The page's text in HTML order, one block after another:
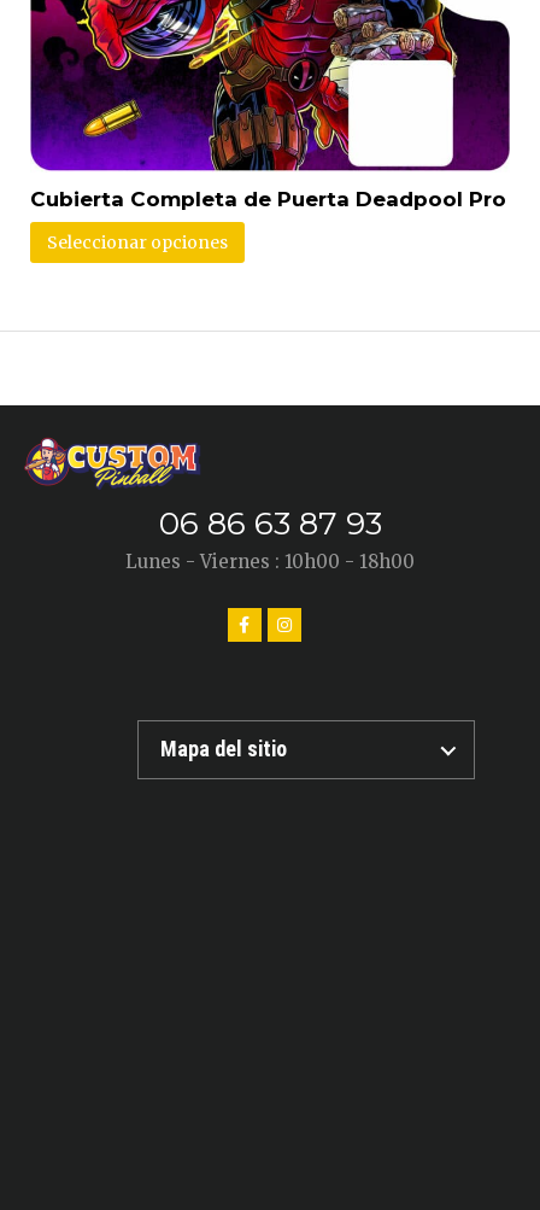
Cubierta Completa de Puerta Deadpool Pro
Seleccionar opciones
06 86 63 87 93
Lunes - Viernes : 10h00 - 18h00
Mapa del sitio